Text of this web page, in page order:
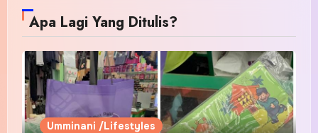
Apa Lagi Yang Ditulis?
Umminani /Lifestyles